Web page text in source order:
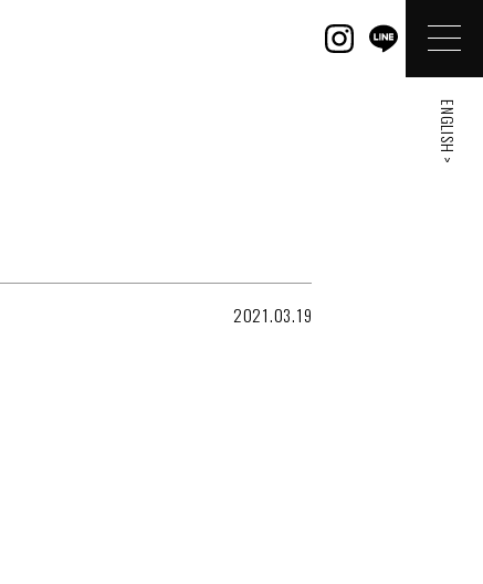
2021.03.19
ENGLISH >